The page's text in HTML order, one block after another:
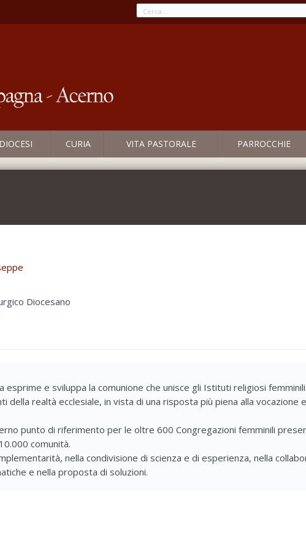
CURIA VITA PASTORALE PARROCCHIE
Diocesano
esprime e sviluppa la comunione che unisce gli Istituti religiosi
della realtà ecclesiale, in vista di una risposta più piena alla vocazione
punto di riferimento per le oltre 600 Congregazioni femminili
comunità.
nella condivisione di scienza e di esperienza, nella
e nella proposta di soluzioni.